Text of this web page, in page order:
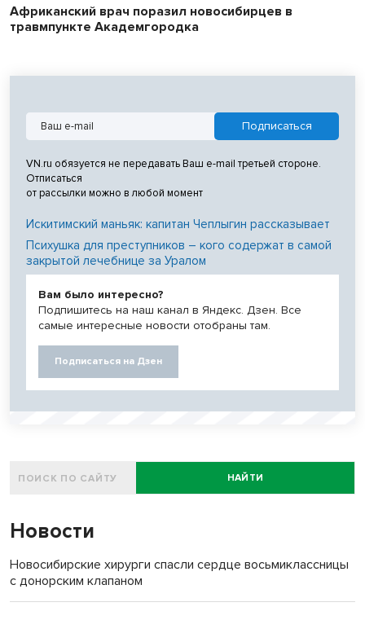
Африканский врач поразил новосибирцев в
травмпункте Академгородка
VN.ru обязуется не передавать Ваш e-mail третьей стороне.
Отписаться
от рассылки можно в любой момент
Искитимский маньяк: капитан Чеплыгин рассказывает
Психушка для преступников – кого содержат в самой
закрытой лечебнице за Уралом
Вам было интересно?
Подпишитесь на наш канал в Яндекс. Дзен. Все
самые интересные новости отобраны там.
Подписаться на Дзен
НАЙТИ
Новости
Новосибирские хирурги спасли сердце восьмиклассницы
с донорским клапаном